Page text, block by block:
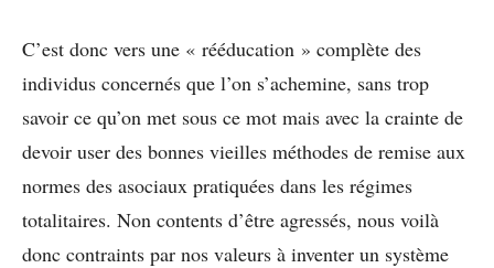
C’est donc vers une « rééducation » complète des
individus concernés que l’on s’achemine, sans trop
savoir ce qu’on met sous ce mot mais avec la crainte de
devoir user des bonnes vieilles méthodes de remise aux
normes des asociaux pratiquées dans les régimes
totalitaires. Non contents d’être agressés, nous voilà
donc contraints par nos valeurs à inventer un système